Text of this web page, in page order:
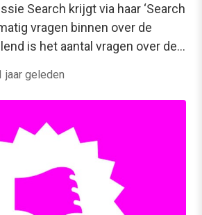
Search krijgt via haar ‘Search
vragen binnen over de
is het aantal vragen over de…
jaar geleden